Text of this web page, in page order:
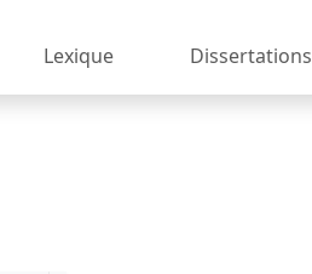
Lexique Dissertations